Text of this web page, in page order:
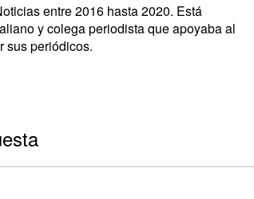
entre 2016 hasta 2020. Está
y colega periodista que apoyaba al
sus periódicos.